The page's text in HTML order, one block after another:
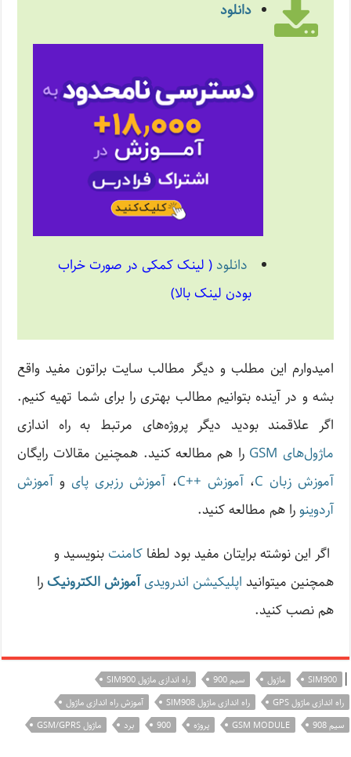
دانلود
دانلود ( لینک کمکی در صورت خراب
بودن لینک بالا)
امیدوارم این مطلب و دیگر مطالب سایت براتون مفید واقع
بشه و در آینده بتوانیم مطالب بهتری را برای شما تهیه کنیم.
اگر علاقمند بودید دیگر پروژه‌های مرتبط به راه اندازی
ماژول‌های GSM
را هم مطالعه کنید. همچنین مقالات رایگان
آموزش زبان C
،آموزش ++C ،آموزش رزبری پای وآموزش
آردوینورا هم مطالعه کنید.
اگر این نوشته‌ برایتان مفید بود لطفاکامنت بنویسید و
همچنین میتوانید اپلیکیشن اندرویدیآموزش الکترونیک را
هم نصب کنید.
|
SIM900 ماژول سیم 900
راه اندازی ماژول SIM900
راه اندازی ماژول GPS
راه اندازی ماژول SIM908
آموزش راه اندازی ماژول
سیم 908
GSM MODULE پروژه 900 برد ماژول GSM/GPRS